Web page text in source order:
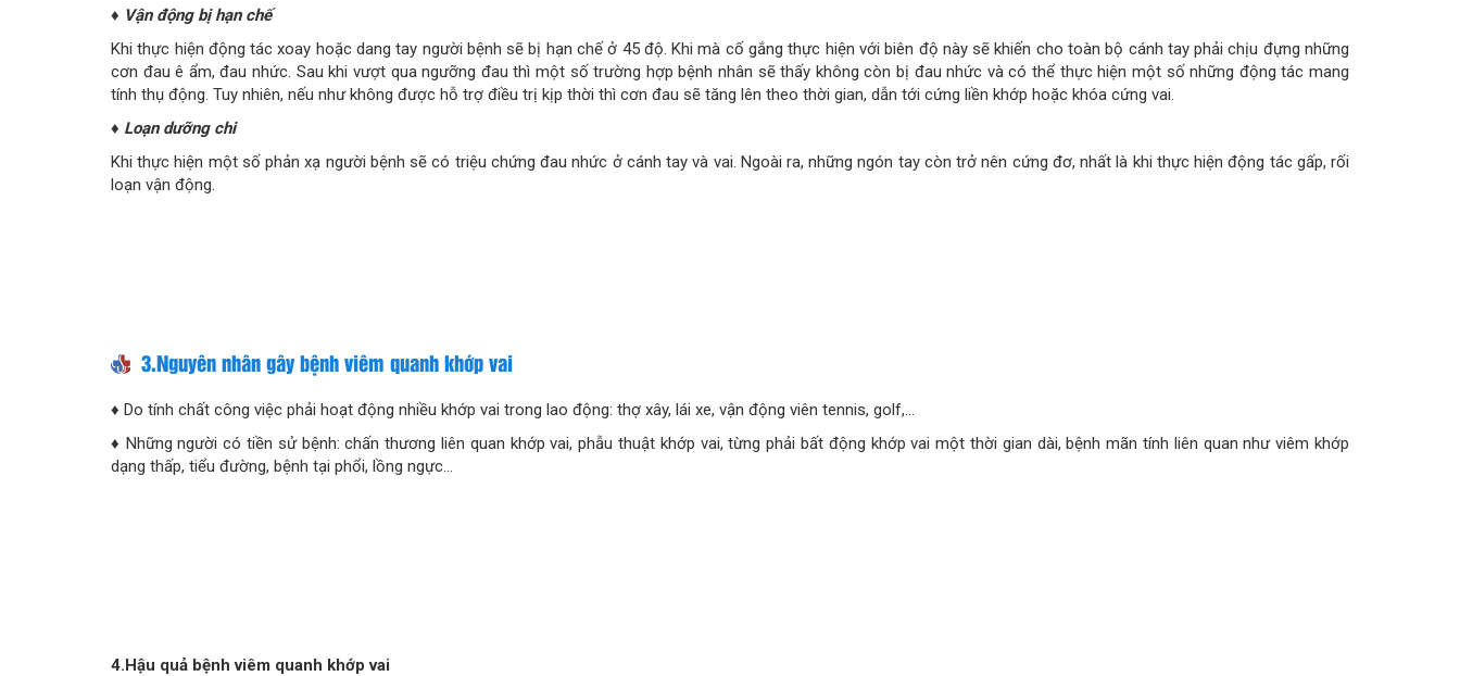
♦ Vận động bị hạn chế
Khi thực hiện động tác xoay hoặc dang tay người bệnh sẽ bị hạn chế ở 45 độ. Khi mà cố gắng thực hiện với biên độ này sẽ khiến cho toàn bộ cánh tay phải chịu đựng những
cơn đau ê ẩm, đau nhức. Sau khi vượt qua ngưỡng đau thì một số trường hợp bệnh nhân sẽ thấy không còn bị đau nhức và có thể thực hiện một số những động tác mang
tính thụ động. Tuy nhiên, nếu như không được hỗ trợ điều trị kịp thời thì cơn đau sẽ tăng lên theo thời gian, dẫn tới cứng liền khớp hoặc khóa cứng vai.
♦ Loạn dưỡng chi
Khi thực hiện một số phản xạ người bệnh sẽ có triệu chứng đau nhức ở cánh tay và vai. Ngoài ra, những ngón tay còn trở nên cứng đơ, nhất là khi thực hiện động tác gấp, rối
loạn vận động.
3.Nguyên nhân gây bệnh viêm quanh khớp vai
♦ Do tính chất công việc phải hoạt động nhiều khớp vai trong lao động: thợ xây, lái xe, vận động viên tennis, golf,…
♦ Những người có tiền sử bệnh: chấn thương liên quan khớp vai, phẫu thuật khớp vai, từng phải bất động khớp vai một thời gian dài, bệnh mãn tính liên quan như viêm khớp
dạng thấp, tiểu đường, bệnh tại phổi, lồng ngực…
4.Hậu quả bệnh viêm quanh khớp vai